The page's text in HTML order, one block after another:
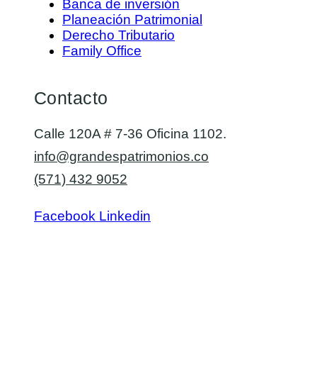
Banca de inversión
Planeación Patrimonial
Derecho Tributario
Family Office
Contacto
Calle 120A # 7-36 Oficina 1102.
info@grandespatrimonios.co
(571) 432 9052
Facebook Linkedin